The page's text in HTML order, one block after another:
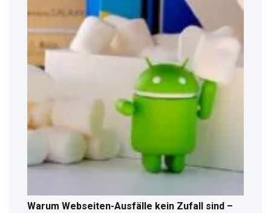
Warum Webseiten-Ausfälle kein Zufall sind –